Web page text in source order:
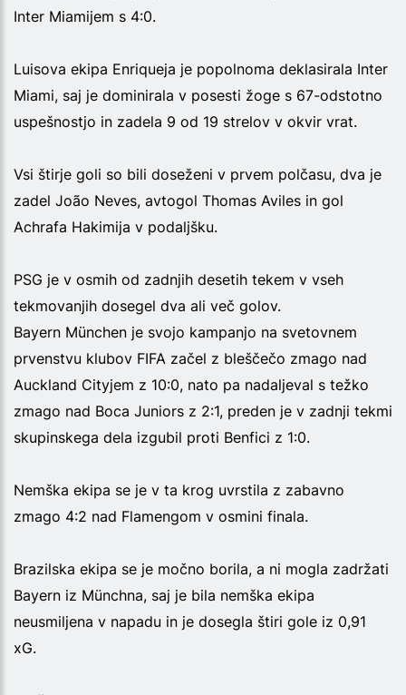
Inter Miamijem s 4:0.
Luisova ekipa Enriqueja je popolnoma deklasirala Inter
Miami, saj je dominirala v posesti žoge s 67-odstotno
uspešnostjo in zadela 9 od 19 strelov v okvir vrat.
Vsi štirje goli so bili doseženi v prvem polčasu, dva je
zadel João Neves, avtogol Thomas Aviles in gol
Achrafa Hakimija v podaljšku.
PSG je v osmih od zadnjih desetih tekem v vseh
tekmovanjih dosegel dva ali več golov.
Bayern München je svojo kampanjo na svetovnem
prvenstvu klubov FIFA začel z bleščečo zmago nad
Auckland Cityjem z 10:0, nato pa nadaljeval s težko
zmago nad Boca Juniors z 2:1, preden je v zadnji tekmi
skupinskega dela izgubil proti Benfici z 1:0.
Nemška ekipa se je v ta krog uvrstila z zabavno
zmago 4:2 nad Flamengom v osmini finala.
Brazilska ekipa se je močno borila, a ni mogla zadržati
Bayern iz Münchna, saj je bila nemška ekipa
neusmiljena v napadu in je dosegla štiri gole iz 0,91
xG.